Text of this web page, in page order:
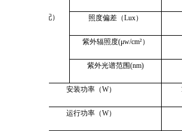
（选配） 照度偏差（Lux）
紫外辐照度(μw/cm²）
紫外光谱范围(nm)
安装功率（W）
运行功率（W）